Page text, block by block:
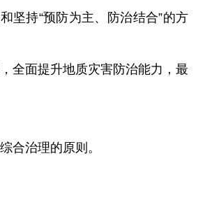
坚持“预防为主、防治结合”的方
全面提升地质灾害防治能力，最
合治理的原则。